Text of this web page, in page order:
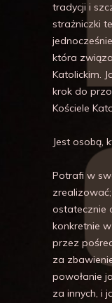
tradycji i
strażniczki
która
Katolickim.
krok do
Kościele
Jest osobą,
Potrafi w
ostatecznie
konkretnie
przez
za
powołanie
za innych, i